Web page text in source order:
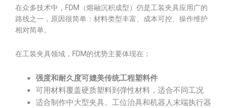
在众多技术中，FDM（熔融沉积成型）仍是工装夹具应用广的
路线之一，原因很简单：材料类型丰富、成本可控、操作维护
相对简单。
在工装夹具领域，FDM的优势主要体现在：
强度和耐久度可媲美传统工程塑料件
可用材料覆盖硬质塑料到弹性材料，适合不同工况
适合制作中大型夹具、工位治具和机器人末端执行器